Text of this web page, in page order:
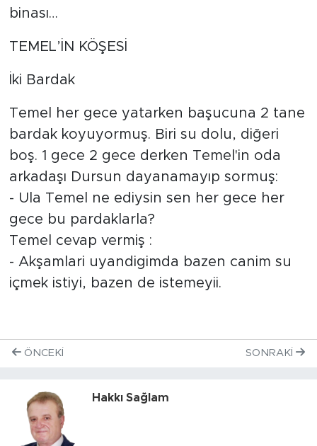
binası…
TEMEL’İN KÖŞESİ
İki Bardak
Temel her gece yatarken başucuna 2 tane
bardak koyuyormuş. Biri su dolu, diğeri
boş. 1 gece 2 gece derken Temel'in oda
arkadaşı Dursun dayanamayıp sormuş:
- Ula Temel ne ediysin sen her gece her
gece bu pardaklarla?
Temel cevap vermiş :
- Akşamlari uyandigimda bazen canim su
içmek istiyi, bazen de istemeyii.
ÖNCEKI SONRAKI
Hakkı Sağlam